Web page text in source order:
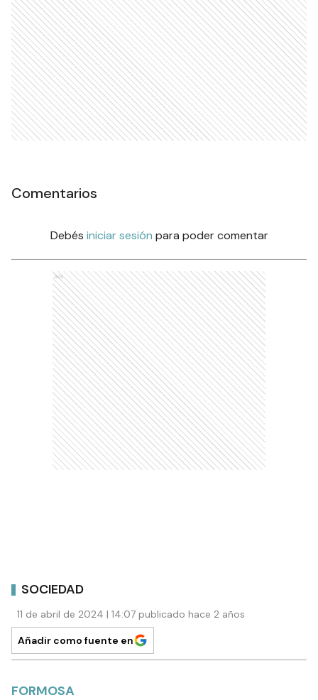
Comentarios
Debés iniciar sesión para poder comentar
Ads
SOCIEDAD
11 de abril de 2024 | 14:07 publicado hace 2 años
Añadir como fuente en
FORMOSA